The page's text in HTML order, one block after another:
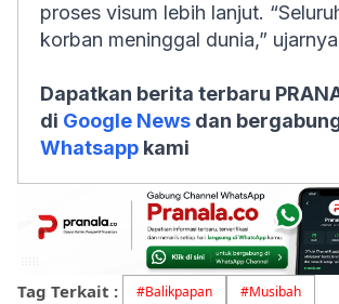
proses visum lebih lanjut.
korban meninggal dunia,”
Dapatkan berita terbaru
di Google News dan
Whatsapp kami
Tag Terkait : #Balikpapan #Musibah